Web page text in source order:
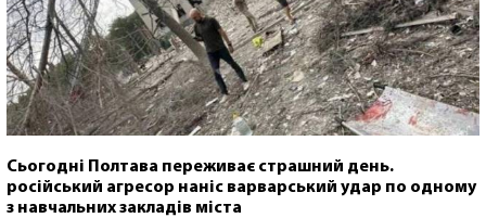
Сьогодні Полтава переживає страшний день.
російський агресор наніс варварський удар по одному
з навчальних закладів міста